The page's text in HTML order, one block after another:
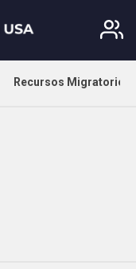
Recursos Migratorios